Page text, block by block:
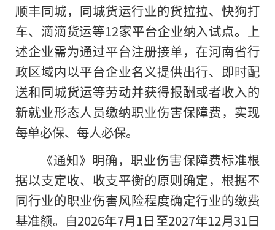
顺丰同城，同城货运行业的货拉拉、快狗打
车、滴滴货运等12家平台企业纳入试点。上
述企业需为通过平台注册接单，在河南省行
政区域内以平台企业名义提供出行、即时配
送和同城货运等劳动并获得报酬或者收入的
新就业形态人员缴纳职业伤害保障费，实现
每单必保、每人必保。
《通知》明确，职业伤害保障费标准根
据以支定收、收支平衡的原则确定，根据不
同行业的职业伤害风险程度确定行业的缴费
基准额。自2026年7月1日至2027年12月31日